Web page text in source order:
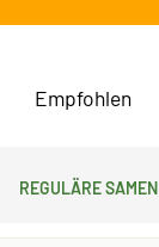
Empfohlen
Reguläre Samen